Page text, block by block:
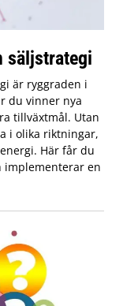
säljstrategi
är ryggraden i
du vinner nya
tillväxtmål. Utan
i olika riktningar,
Här får du
implementerar en